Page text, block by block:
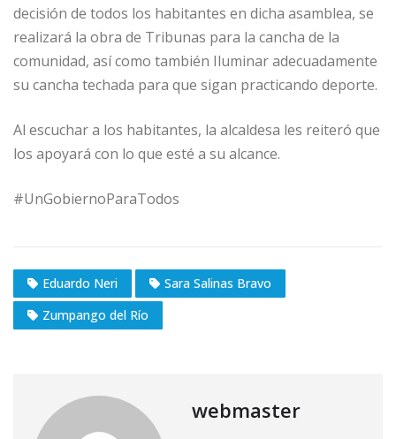
decisión de todos los habitantes en dicha asamblea, se
realizará la obra de Tribunas para la cancha de la
comunidad, así como también Iluminar adecuadamente
su cancha techada para que sigan practicando deporte.
Al escuchar a los habitantes, la alcaldesa les reiteró que
los apoyará con lo que esté a su alcance.
#UnGobiernoParaTodos
Eduardo Neri
Sara Salinas Bravo
Zumpango del Río
webmaster